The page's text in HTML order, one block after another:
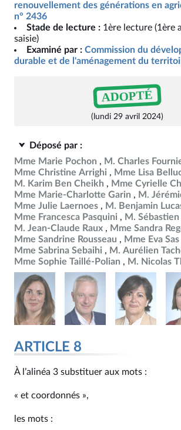
renouvellement des générations en
n° 2436
Stade de lecture : 1ère lecture (1ère
saisie)
Examiné par : Commission du
durable et de l'aménagement du
ADOPTÉ
(lundi 29 avril 2024)
Déposé par :
Mme Marie Pochon
M. Charles
Mme Christine Arrighi
Mme Lisa
M. Karim Ben Cheikh
Mme Cyrielle
Mme Marie-Charlotte Garin
M.
Mme Julie Laernoes
M. Benjamin
Mme Francesca Pasquini
M.
M. Jean-Claude Raux
Mme Sandra
Mme Sandrine Rousseau
Mme Eva Sas
Mme Sabrina Sebaihi
M. Aurélien
Mme Sophie Taillé-Polian
M. Nicolas
ARTICLE 8
À l’alinéa 3 substituer aux mots :
« et coordonnés »,
les mots :